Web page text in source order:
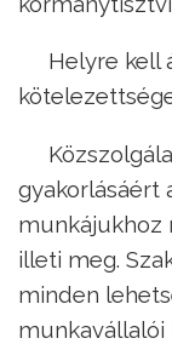
Helyre kell
gyakorlásáért
munkájukhoz
illeti meg.
minden
munkavállalói